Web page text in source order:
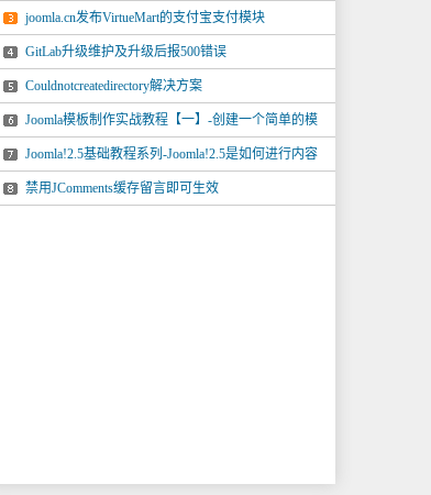
joomla.cn发布VirtueMart的支付宝支付模块
GitLab升级维护及升级后报500错误
Couldnotcreatedirectory解决方案
Joomla模板制作实战教程【一】-创建一个简单的模
板
Joomla!2.5基础教程系列-Joomla!2.5是如何进行内容
管理
禁用JComments缓存留言即可生效